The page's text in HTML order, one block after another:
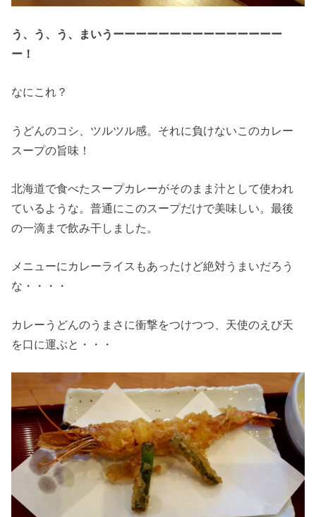
う、う、う、まいうーーーーーーーーーーーーーーー
ー！
なにこれ？
うどんのコシ、ツルツル感。それに負けないこのカレー
スープの旨味！
北海道で食べたスープカレーがそのまま汁として使われ
ているような。普通にこのスープだけで美味しい。最後
の一滴まで飲み干しました。
メニューにカレーライスもあったけど絶対うまいだろう
な・・・・
カレーうどんのうまさに衝撃をつけつつ、天使のえび天
を口に運ぶと・・・